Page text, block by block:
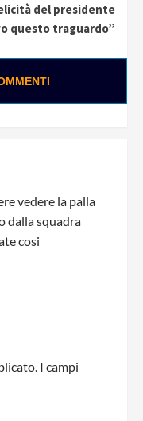
del presidente
questo traguardo”
vedere la palla
dalla squadra
cosi
I campi